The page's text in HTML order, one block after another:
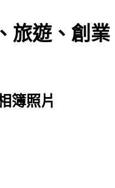
旅遊、創業
簿照片